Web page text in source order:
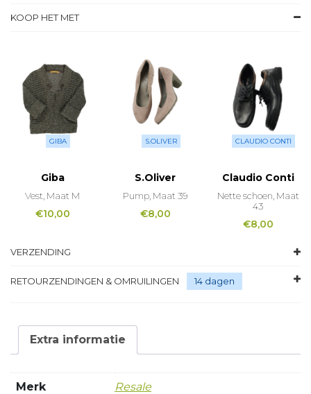
KOOP HET MET
GIBA
Giba
Vest, Maat M
€10,00
S.OLIVER
S.Oliver
Pump, Maat 39
€8,00
CLAUDIO CONTI
Claudio Conti
Nette schoen, Maat
43
€8,00
VERZENDING
RETOURZENDINGEN & OMRUILINGEN 14 dagen
Extra informatie
Merk Resale